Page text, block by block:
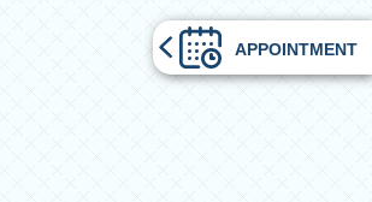
APPOINTMENT